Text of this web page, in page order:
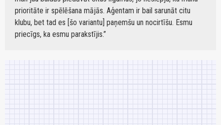
prioritāte ir spēlēšana mājās. Aģentam ir bail sarunāt citu
klubu, bet tad es [šo variantu] paņemšu un nocirtīšu. Esmu
priecīgs, ka esmu parakstījis.